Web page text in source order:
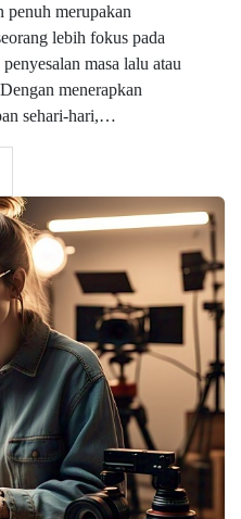
penuh merupakan
lebih fokus pada
masa lalu atau
menerapkan
sehari-hari,…